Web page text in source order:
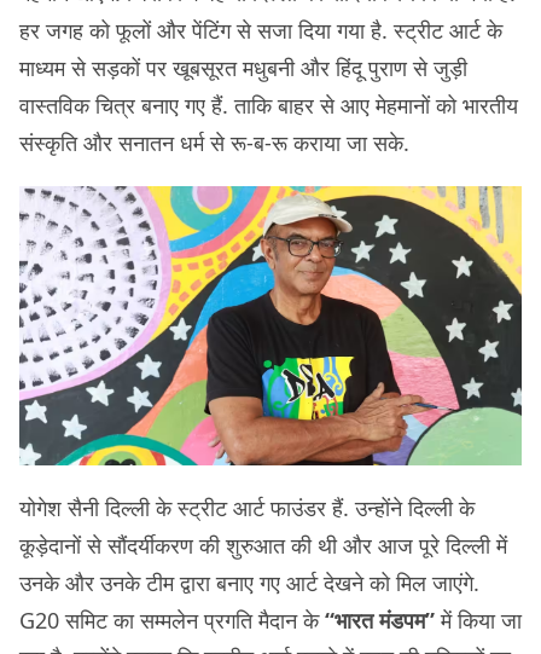
हर जगह को फूलों और पेंटिंग से सजा दिया गया है. स्ट्रीट आर्ट के
माध्यम से सड़कों पर खूबसूरत मधुबनी और हिंदू पुराण से जुड़ी
वास्तविक चित्र बनाए गए हैं. ताकि बाहर से आए मेहमानों को भारतीय
संस्कृति और सनातन धर्म से रू-ब-रू कराया जा सके.
योगेश सैनी दिल्ली के स्ट्रीट आर्ट फाउंडर हैं. उन्होंने दिल्ली के
कूड़ेदानों से सौंदर्यीकरण की शुरुआत की थी और आज पूरे दिल्ली में
उनके और उनके टीम द्वारा बनाए गए आर्ट देखने को मिल जाएंगे.
G20 समिट का सम्मलेन प्रगति मैदान के“भारत मंडपम”में किया जा